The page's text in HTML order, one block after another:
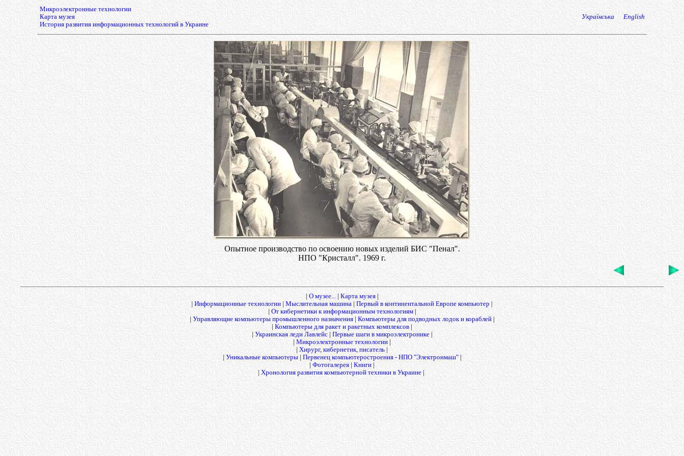
Микроэлектронные технологии
Карта музея
История развития информационных технологий в Украине
Українська English
Опытное производство по освоению новых изделий БИС "Пенал".
НПО "Кристалл". 1969 г.
О музее...| Карта музея|
| Информационные технологии|Мыслительная машина |Первый в континентальной Европе компьютер
От кибернетики к информационным технологиям|
Управляющие компьютеры промышленного назначения| Компьютеры для подводных лодок и кораблей|
Компьютеры для ракет и ракетных комплексов|
| Украинская леди Лавлейс|Первые шаги в микроэлектронике|
|Микроэлектронные технологии
Хирург, кибернетик, писатель |
|Уникальные компьютеры|Первенец компьютеростроения - НПО "Электронмаш"|
| Фотогалерея|Книги
|Хронология развития компьютерной техники в Украине |